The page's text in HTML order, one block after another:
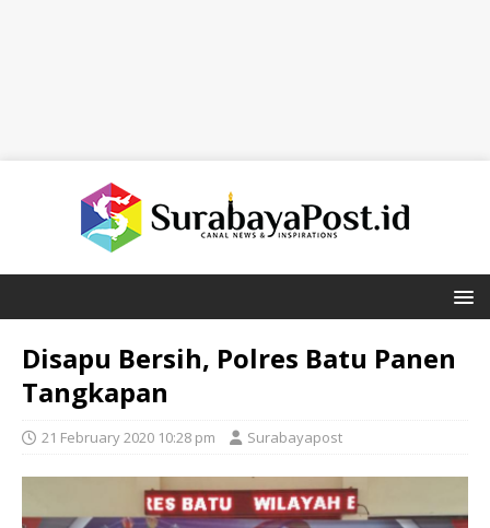
Disapu Bersih, Polres Batu Panen
Tangkapan
21 February 2020 10:28 pm Surabayapost